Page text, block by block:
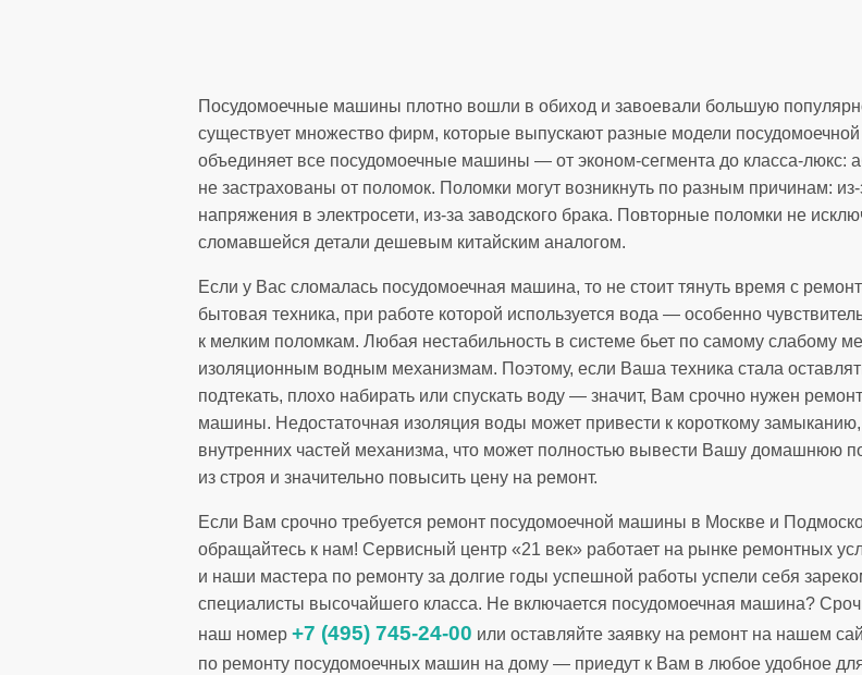
Посудомоечные машины плотно вошли в обиход и завоевали большую
существует множество фирм, которые выпускают разные модели посудомоечной
объединяет все посудомоечные машины — от эконом-сегмента до класса-люкс:
не застрахованы от поломок. Поломки могут возникнуть по разным причинам:
напряжения в электросети, из-за заводского брака. Повторные поломки не
сломавшейся детали дешевым китайским аналогом.
Если у Вас сломалась посудомоечная машина, то не стоит тянуть время с
бытовая техника, при работе которой используется вода — особенно
к мелким поломкам. Любая нестабильность в системе бьет по самому слабому
изоляционным водным механизмам. Поэтому, если Ваша техника стала
подтекать, плохо набирать или спускать воду — значит, Вам срочно нужен
машины. Недостаточная изоляция воды может привести к короткому замыканию,
внутренних частей механизма, что может полностью вывести Вашу домашнюю
из строя и значительно повысить цену на ремонт.
Если Вам срочно требуется ремонт посудомоечной машины в Москве и
обращайтесь к нам! Сервисный центр «21 век» работает на рынке ремонтных
и наши мастера по ремонту за долгие годы успешной работы успели себя
специалисты высочайшего класса. Не включается посудомоечная машина?
наш номер +7 (495) 745-24-00 или оставляйте заявку на ремонт на нашем
по ремонту посудомоечных машин на дому — приедут к Вам в любое удобное